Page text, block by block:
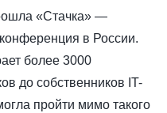
«Стачка» —
в России.
более 3000
до собственников IT-
пройти мимо такого